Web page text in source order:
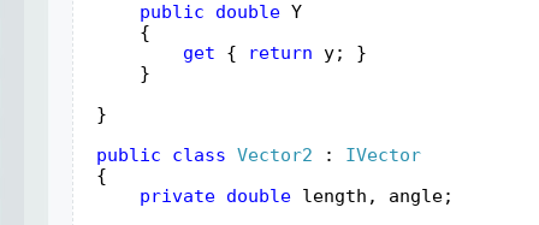
public
double Y
    {
get { return y; }
     }
}
public
class Vector2 : IVector
{
private double length , angle;